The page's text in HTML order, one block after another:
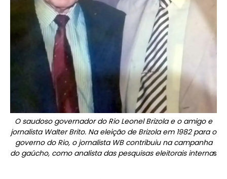
O saudoso governador do Rio Leonel Brizola e o amigo e
jornalista Walter Brito. Na eleição de Brizola em 1982 para o
governo do Rio, o jornalista WB contribuiu na campanha
do gaúcho, como analista das pesquisas eleitorais internas